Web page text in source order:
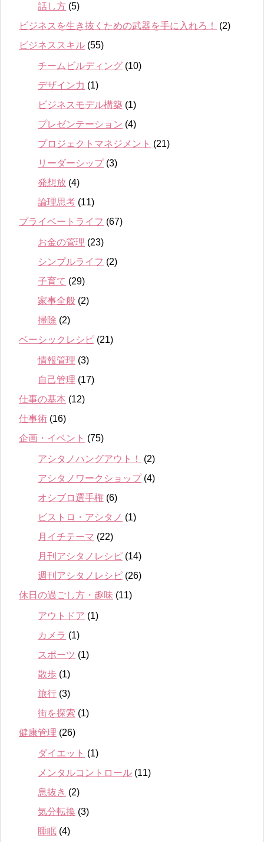
話し方 (5)
ビジネスを生き抜くための武器を手に入れろ！
(2)
ビジネススキル (55)
チームビルディング (10)
デザイン力 (1)
ビジネスモデル構築 (1)
プレゼンテーション (4)
プロジェクトマネジメント (21)
リーダーシップ(3)
発想放 (4)
論理思考 (11)
プライベートライフ (67)
お金の管理 (23)
シンプルライフ (2)
子育て (29)
家事全般 (2)
掃除 (2)
ベーシックレシピ (21)
情報管理 (3)
自己管理 (17)
仕事の基本 (12)
仕事術 (16)
企画・イベント (75)
アシタノハングアウト！
(2)
アシタノワークショップ(4)
オシブロ選手権 (6)
ビストロ・アシタノ (1)
月イチテーマ (22)
月刊アシタノレシピ (14)
週刊アシタノレシピ (26)
休日の過ごし方・趣味 (11)
アウトドア (1)
カメラ (1)
スポーツ (1)
散歩 (1)
旅行 (3)
街を探索 (1)
健康管理 (26)
ダイエット (1)
メンタルコントロール (11)
息抜き (2)
気分転換 (3)
睡眠 (4)